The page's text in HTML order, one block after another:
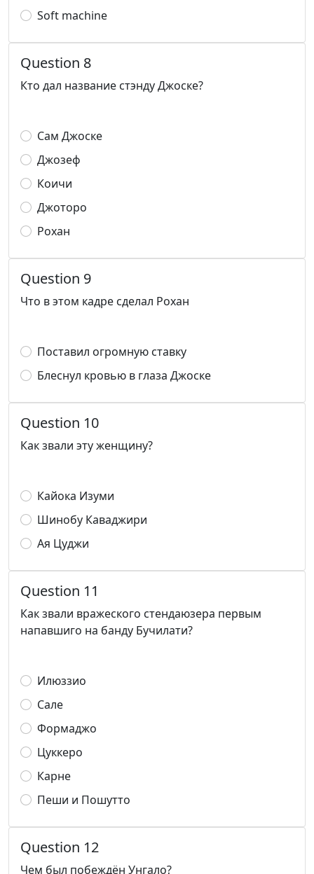
Soft machine
Question 8
Кто дал название стэнду Джоске?
Сам Джоске
Джозеф
Коичи
Джоторо
Рохан
Question 9
Что в этом кадре сделал Рохан
Поставил огромную ставку
Блеснул кровью в глаза Джоске
Question 10
Как звали эту женщину?
Кайока Изуми
Шинобу Каваджири
Ая Цуджи
Question 11
Как звали вражеского стендаюзера первым
напавшиго на банду Бучилати?
Илюззио
Сале
Формаджо
Цуккеро
Карне
Пеши и Пошутто
Question 12
Чем был побеждён Унгало?